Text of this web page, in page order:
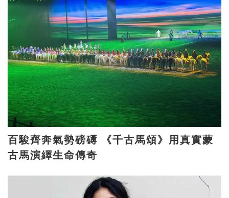
百駿齊奔氣勢磅礡 《千古馬頌》用真實蒙
古馬演繹生命傳奇